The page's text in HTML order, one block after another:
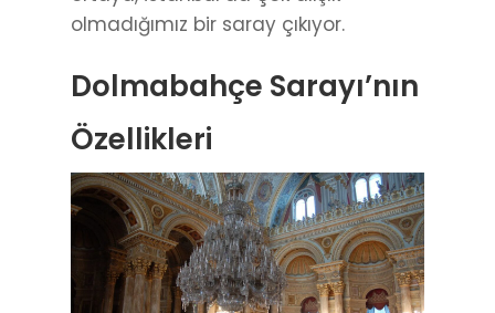
olmadığımız bir saray çıkıyor.
Dolmabahçe Sarayı’nın
Özellikleri